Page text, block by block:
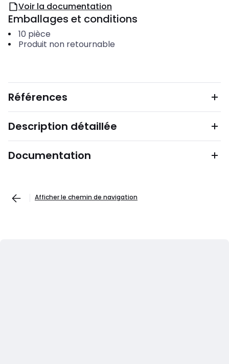
Voir la documentation
Emballages et conditions
10 pièce
Produit non retournable
Références
Description détaillée
Documentation
Afficher le chemin de navigation